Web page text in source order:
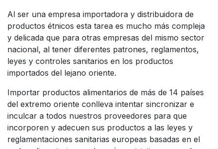
Al ser una empresa importadora y distribuidora de
productos étnicos esta tarea es mucho más compleja
y delicada que para otras empresas del mismo sector
nacional, al tener diferentes patrones, reglamentos,
leyes y controles sanitarios en los productos
importados del lejano oriente.
Importar productos alimentarios de más de 14 países
del extremo oriente conlleva intentar sincronizar e
inculcar a todos nuestros proveedores para que
incorporen y adecuen sus productos a las leyes y
reglamentaciones sanitarias europeas basadas en el